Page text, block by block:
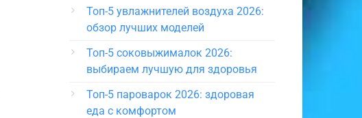
Топ-5 увлажнителей воздуха 2026:
обзор лучших моделей
Топ-5 соковыжималок 2026:
выбираем лучшую для здоровья
Топ-5 пароварок 2026: здоровая
еда с комфортом